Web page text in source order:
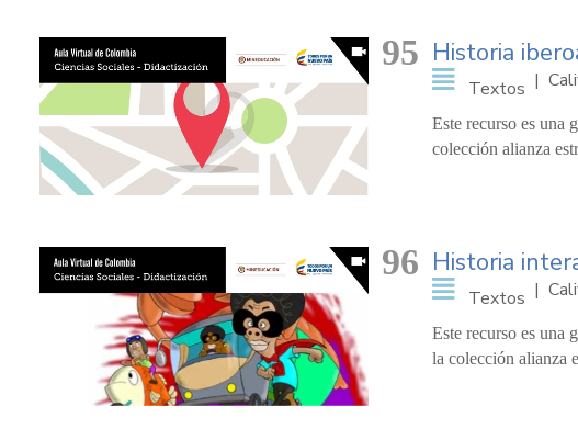
95 Historia
Textos |
Este recurso es una
colección alianza
96 Historia
Textos |
Este recurso es una
la colección alianza